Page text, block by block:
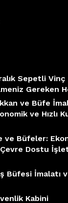
Sepetli Vinç
Gereken
ve Büfe
ve Hızlı
ve Büfeler:
Dostu
Büfesi İmalatı
Kabini